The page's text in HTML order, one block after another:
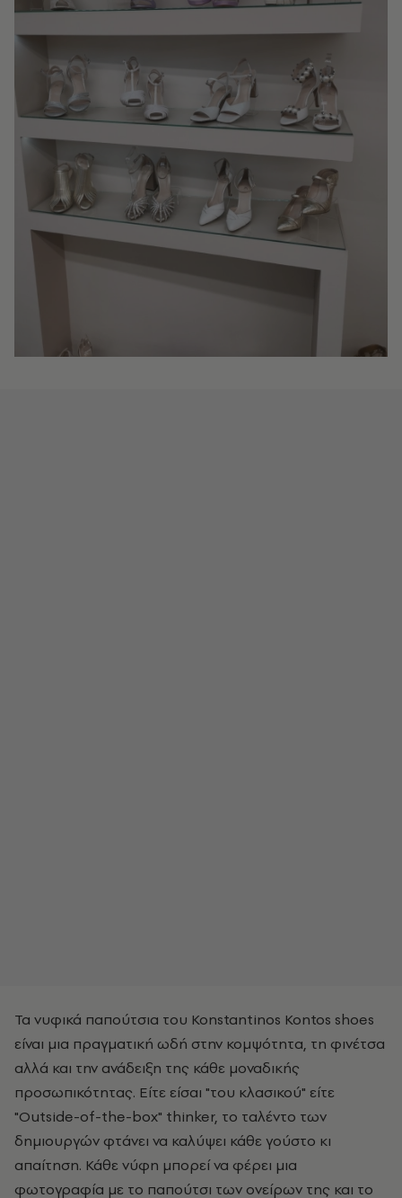
Τα νυφικά παπούτσια του Konstantinos Kontos shoes
είναι μια πραγματική ωδή στην κομψότητα, τη φινέτσα
αλλά και την ανάδειξη της κάθε μοναδικής
προσωπικότητας. Είτε είσαι "του κλασικού" είτε
"Outside-of-the-box" thinker, το ταλέντο των
δημιουργών φτάνει να καλύψει κάθε γούστο κι
απαίτηση. Κάθε νύφη μπορεί να φέρει μια
φωτογραφία με το παπούτσι των ονείρων της και το